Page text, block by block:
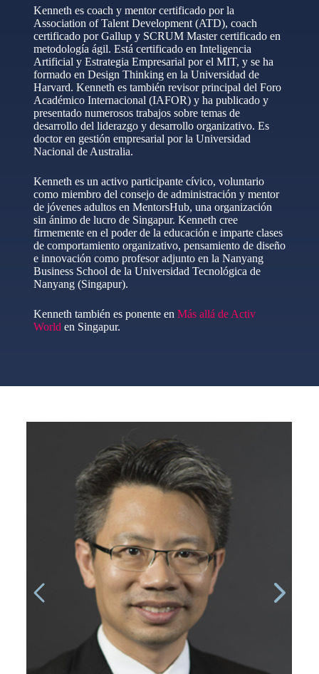
Kenneth es coach y mentor certificado por la
Association of Talent Development (ATD), coach
certificado por Gallup y SCRUM Master certificado en
metodología ágil. Está certificado en Inteligencia
Artificial y Estrategia Empresarial por el MIT, y se ha
formado en Design Thinking en la Universidad de
Harvard. Kenneth es también revisor principal del Foro
Académico Internacional (IAFOR) y ha publicado y
presentado numerosos trabajos sobre temas de
desarrollo del liderazgo y desarrollo organizativo. Es
doctor en gestión empresarial por la Universidad
Nacional de Australia.
Kenneth es un activo participante cívico, voluntario
como miembro del consejo de administración y mentor
de jóvenes adultos en MentorsHub, una organización
sin ánimo de lucro de Singapur. Kenneth cree
firmemente en el poder de la educación e imparte clases
de comportamiento organizativo, pensamiento de diseño
e innovación como profesor adjunto en la Nanyang
Business School de la Universidad Tecnológica de
Nanyang (Singapur).
Kenneth también es ponente en Más allá de Activ
World en Singapur.